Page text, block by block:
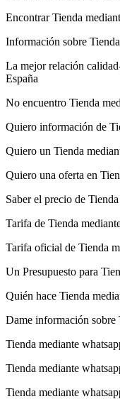
Encontrar Tienda
Información sobre
La mejor relación
España
No encuentro Tienda
Quiero información de
Quiero un Tienda
Quiero una oferta en
Saber el precio de
Tarifa de Tienda
Tarifa oficial de Tienda
Un Presupuesto para
Quién hace Tienda
Dame información sobre
Tienda mediante
Tienda mediante
Tienda mediante